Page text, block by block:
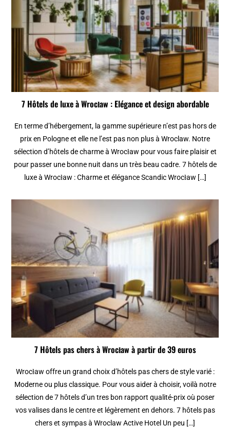
7 Hôtels de luxe à Wrocław : Elégance et design abordable
En terme d’hébergement, la gamme supérieure n’est pas hors de
prix en Pologne et elle ne l’est pas non plus à Wroclaw. Notre
sélection d’hôtels de charme à Wrocław pour vous faire plaisir et
pour passer une bonne nuit dans un très beau cadre. 7 hôtels de
luxe à Wrocław : Charme et élégance Scandic Wrocław […]
7 Hôtels pas chers à Wrocław à partir de 39 euros
Wrocław offre un grand choix d’hôtels pas chers de style varié :
Moderne ou plus classique. Pour vous aider à choisir, voilà notre
sélection de 7 hôtels d’un tres bon rapport qualité-prix où poser
vos valises dans le centre et légèrement en dehors. 7 hôtels pas
chers et sympas à Wroclaw Active Hotel Un peu […]